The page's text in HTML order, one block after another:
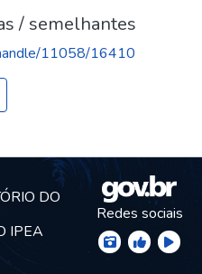
/ semelhantes
11058/16410
DO
IPEA
Redes sociais